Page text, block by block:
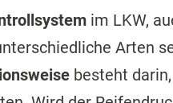
im LKW,
Arten
besteht